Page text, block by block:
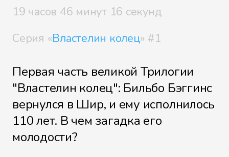
Файл 7
Файл 9
19 часов 46 минут 16 секунд
Серия «Властелин колец» #1
Первая часть великой Трилогии
"Властелин колец": Бильбо Бэггинс
вернулся в Шир, и ему исполнилось
110 лет. В чем загадка его
молодости?